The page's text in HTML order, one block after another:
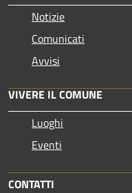
Notizie
Comunicati
Avvisi
VIVERE IL COMUNE
Luoghi
Eventi
CONTATTI